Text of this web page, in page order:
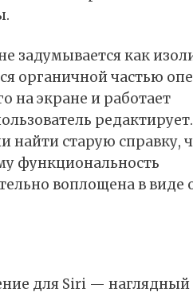
задумывается как
органичной частью
на экране и работает
найти старую справку,
функциональность
воплощена в виде
для Siri —